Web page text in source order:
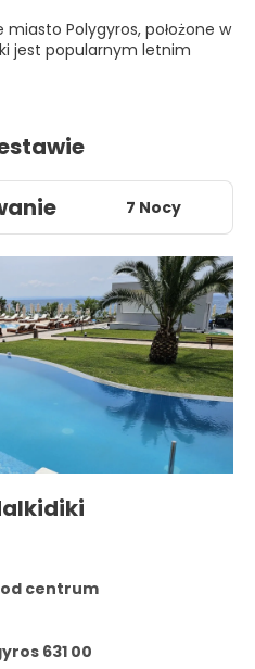
miasto Polygyros, położone w
jest popularnym letnim
7 Nocy
od centrum
631 00